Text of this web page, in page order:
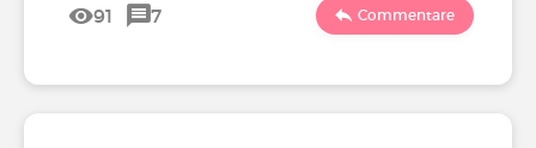
91 7 Commentare